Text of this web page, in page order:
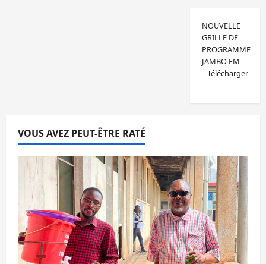
NOUVELLE
GRILLE DE
PROGRAMME
JAMBO FM
Télécharger
VOUS AVEZ PEUT-ÊTRE RATÉ